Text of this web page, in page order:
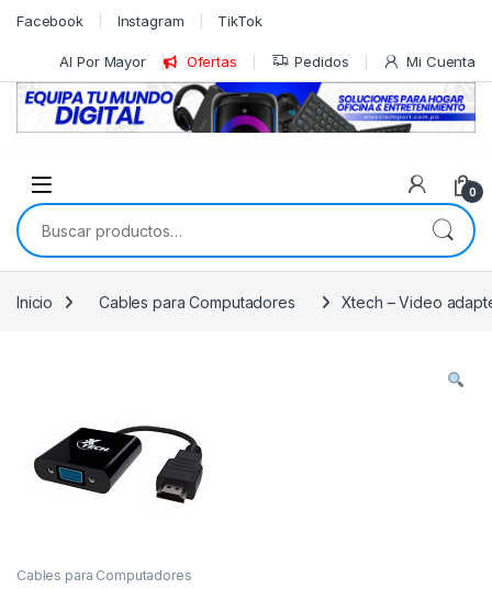
Skip to navigation
Skip to content
Facebook Instagram TikTok
Al Por Mayor Ofertas Pedidos Mi Cuenta
0
Buscar por:
Inicio Cables para Computadores Xtech – Video
Cables para Computadores